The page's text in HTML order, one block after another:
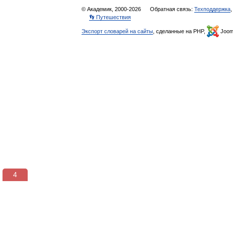
© Академик, 2000-2026 Обратная связь: Техподдержка
👣 Путешествия
Экспорт словарей на сайты , сделанные на PHP,
3